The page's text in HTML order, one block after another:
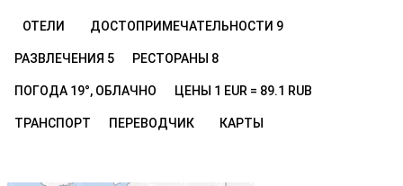
ОТЕЛИ ДОСТОПРИМЕЧАТЕЛЬНОСТИ 9
РАЗВЛЕЧЕНИЯ 5 РЕСТОРАНЫ 8
ПОГОДА 19°, ОБЛАЧНО ЦЕНЫ 1 EUR = 89.1 RUB
ТРАНСПОРТ ПЕРЕВОДЧИК КАРТЫ